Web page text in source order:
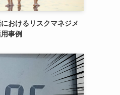
おけるリスクマネジメ
事例